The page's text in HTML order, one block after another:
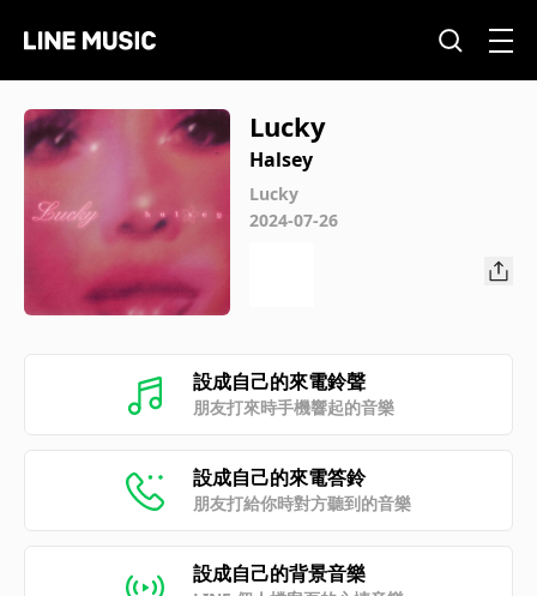
Lucky
Halsey
Lucky
2024-07-26
設成自己的來電鈴聲
朋友打來時手機響起的音樂
設成自己的來電答鈴
朋友打給你時對方聽到的音樂
設成自己的背景音樂